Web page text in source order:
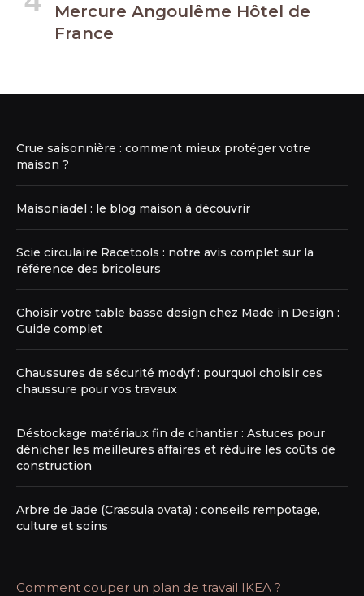
Mercure Angoulême Hôtel de
France
Crue saisonnière : comment mieux protéger votre
maison ?
Maisoniadel : le blog maison à découvrir
Scie circulaire Racetools : notre avis complet sur la
référence des bricoleurs
Choisir votre table basse design chez Made in Design :
Guide complet
Chaussures de sécurité modyf : pourquoi choisir ces
chaussure pour vos travaux
Déstockage matériaux fin de chantier : Astuces pour
dénicher les meilleures affaires et réduire les coûts de
construction
Arbre de Jade (Crassula ovata) : conseils rempotage,
culture et soins
Comment couper un plan de travail IKEA ?